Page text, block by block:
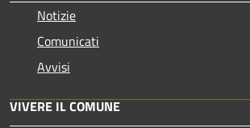
Notizie
Comunicati
Avvisi
VIVERE IL COMUNE